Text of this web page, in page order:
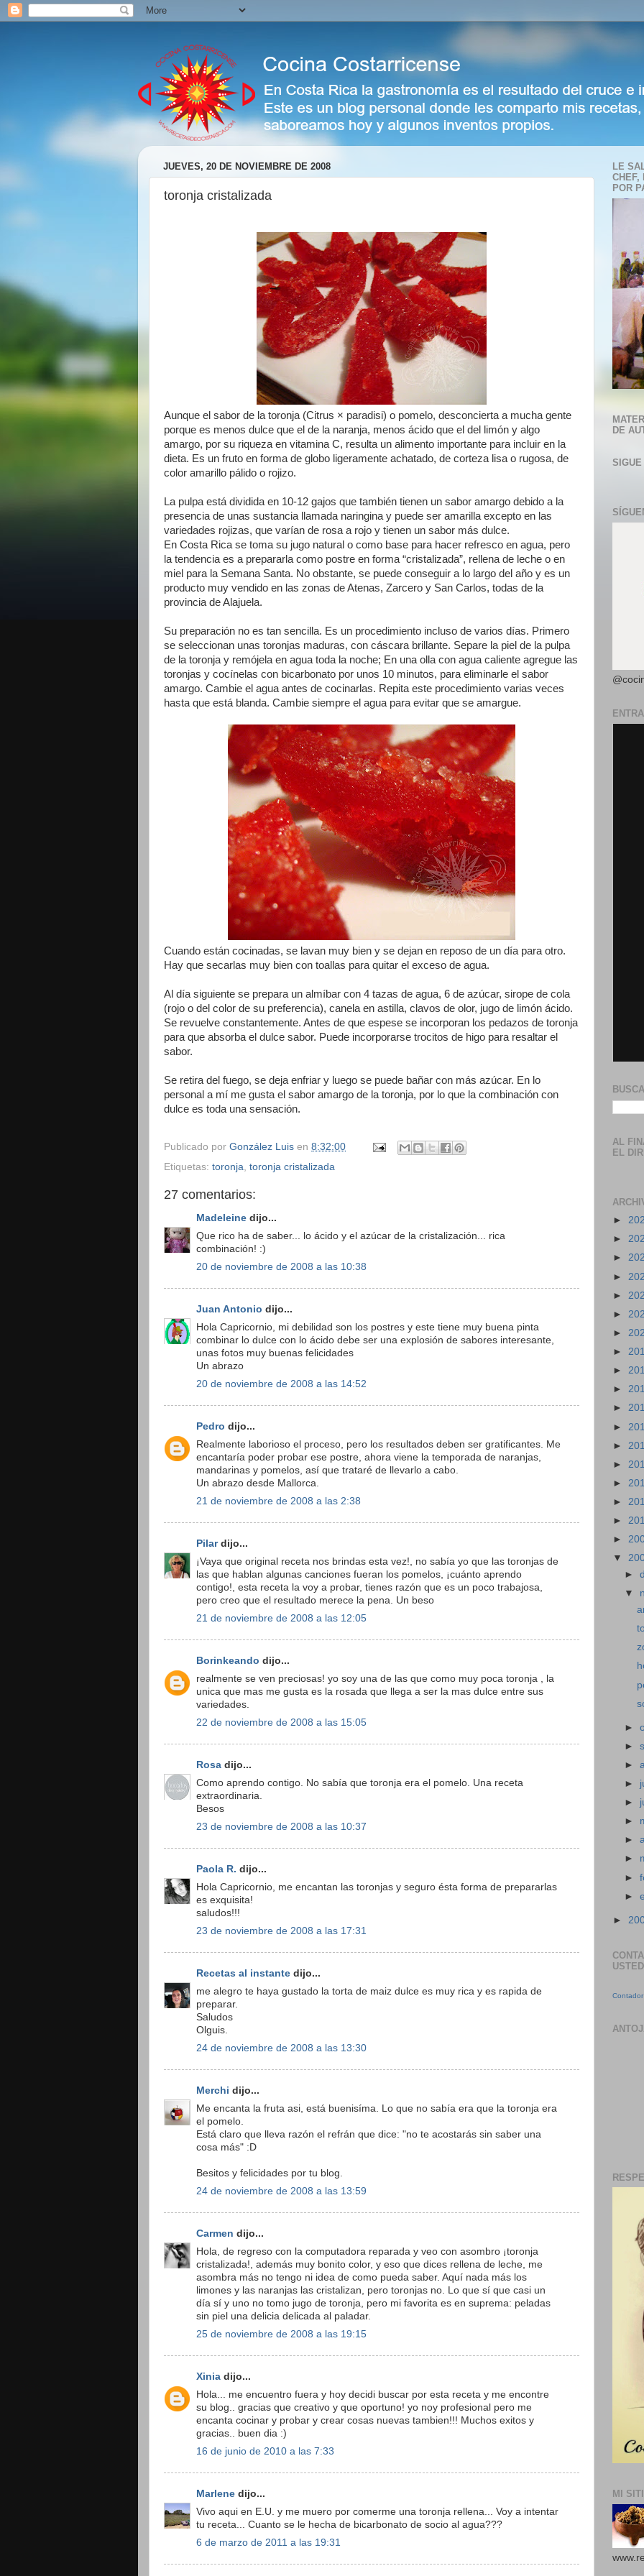
JUEVES, 20 DE NOVIEMBRE DE 2008
toronja cristalizada
Aunque el sabor de la toronja (Citrus × paradisi) o pomelo, desconcierta a mucha gente
porque es menos dulce que el de la naranja, menos ácido que el del limón y algo
amargo, por su riqueza en vitamina C, resulta un alimento importante para incluir en la
dieta. Es un fruto en forma de globo ligeramente achatado, de corteza lisa o rugosa, de
color amarillo pálido o rojizo.
La pulpa está dividida en 10-12 gajos que también tienen un sabor amargo debido a la
presencia de unas sustancia llamada naringina y puede ser amarilla excepto en las
variedades rojizas, que varían de rosa a rojo y tienen un sabor más dulce.
En Costa Rica se toma su jugo natural o como base para hacer refresco en agua, pero
la tendencia es a prepararla como postre en forma “cristalizada”, rellena de leche o en
miel para la Semana Santa. No obstante, se puede conseguir a lo largo del año y es un
producto muy vendido en las zonas de Atenas, Zarcero y San Carlos, todas de la
provincia de Alajuela.
Su preparación no es tan sencilla. Es un procedimiento incluso de varios días. Primero
se seleccionan unas toronjas maduras, con cáscara brillante. Separe la piel de la pulpa
de la toronja y remójela en agua toda la noche; En una olla con agua caliente agregue las
toronjas y cocínelas con bicarbonato por unos 10 minutos, para eliminarle el sabor
amargo. Cambie el agua antes de cocinarlas. Repita este procedimiento varias veces
hasta que está blanda. Cambie siempre el agua para evitar que se amargue.
Cuando están cocinadas, se lavan muy bien y se dejan en reposo de un día para otro.
Hay que secarlas muy bien con toallas para quitar el exceso de agua.
Al día siguiente se prepara un almíbar con 4 tazas de agua, 6 de azúcar, sirope de cola
(rojo o del color de su preferencia), canela en astilla, clavos de olor, jugo de limón ácido.
Se revuelve constantemente. Antes de que espese se incorporan los pedazos de toronja
para que absorba el dulce sabor. Puede incorporarse trocitos de higo para resaltar el
sabor.
Se retira del fuego, se deja enfriar y luego se puede bañar con más azúcar. En lo
personal a mí me gusta el sabor amargo de la toronja, por lo que la combinación con
dulce es toda una sensación.
Publicado por González Luis en 8:32:00
Etiquetas: toronja toronja cristalizada
27 comentarios:
Madeleine dijo...
Que rico ha de saber... lo ácido y el azúcar de la cristalización... rica
combinación! :)
20 de noviembre de 2008 a las 10:38
Juan Antonio dijo...
Hola Capricornio, mi debilidad son los postres y este tiene muy buena pinta
combinar lo dulce con lo ácido debe ser una explosión de sabores interesante,
unas fotos muy buenas felicidades
Un abrazo
20 de noviembre de 2008 a las 14:52
Pedro dijo...
Realmente laborioso el proceso, pero los resultados deben ser gratificantes. Me
encantaría poder probar ese postre, ahora viene la temporada de naranjas,
mandarinas y pomelos, así que trataré de llevarlo a cabo.
Un abrazo desde Mallorca.
21 de noviembre de 2008 a las 2:38
Pilardijo...
¡Vaya que original receta nos brindas esta vez!, no sabía yo que las toronjas de
las que hablan algunas canciones fueran los pomelos, ¡cuánto aprendo
contigo!, esta receta la voy a probar, tienes razón que es un poco trabajosa,
pero creo que el resultado merece la pena. Un beso
21 de noviembre de 2008 a las 12:05
Borinkeando dijo...
realmente se ven preciosas! yo soy una de las que como muy poca toronja , la
unica que mas me gusta es la rosada que llega a ser la mas dulce entre sus
variedades.
22 de noviembre de 2008 a las 15:05
Rosa dijo...
Como aprendo contigo. No sabía que toronja era el pomelo. Una receta
extraordinaria.
Besos
23 de noviembre de 2008 a las 10:37
Paola R. dijo...
Hola Capricornio, me encantan las toronjas y seguro ésta forma de prepararlas
es exquisita!
saludos!!!
23 de noviembre de 2008 a las 17:31
Recetas al instante dijo...
me alegro te haya gustado la torta de maiz dulce es muy rica y es rapida de
preparar.
Saludos
Olguis.
24 de noviembre de 2008 a las 13:30
Merchi dijo...
Me encanta la fruta asi, está buenisíma. Lo que no sabía era que la toronja era
el pomelo.
Está claro que lleva razón el refrán que dice: "no te acostarás sin saber una
cosa más" :D
Besitos y felicidades por tu blog.
24 de noviembre de 2008 a las 13:59
Carmen dijo...
Hola, de regreso con la computadora reparada y veo con asombro ¡toronja
cristalizada!, además muy bonito color, y eso que dices rellena de leche, me
asombra más no tengo ni idea de como pueda saber. Aquí nada más los
limones y las naranjas las cristalizan, pero toronjas no. Lo que sí que casi un
día sí y uno no tomo jugo de toronja, pero mi favorita es en suprema: peladas
sin piel una delicia delicada al paladar.
25 de noviembre de 2008 a las 19:15
Xinia dijo...
Hola... me encuentro fuera y hoy decidi buscar por esta receta y me encontre
su blog.. gracias que creativo y que oportuno! yo noy profesional pero me
encanta cocinar y probar y crear cosas nuevas tambien!!! Muchos exitos y
gracias.. buen dia :)
16 de junio de 2010 a las 7:33
Marlene dijo...
Vivo aqui en E.U. y me muero por comerme una toronja rellena... Voy a intentar
tu receta... Cuanto se le hecha de bicarbonato de socio al agua???
6 de marzo de 2011 a las 19:31
LE
CHEF,
POR
DE
AL
EL
►
►
►
►
►
►
►
►
►
►
►
►
►
►
►
►
►
►
▼
►
▼
►
►
►
►
►
►
►
►
►
►
►
MI